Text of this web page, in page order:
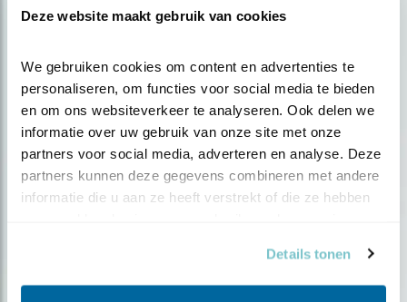
Deze website maakt gebruik van cookies
We gebruiken cookies om content en advertenties te
personaliseren, om functies voor social media te bieden
en om ons websiteverkeer te analyseren. Ook delen we
informatie over uw gebruik van onze site met onze
partners voor social media, adverteren en analyse. Deze
partners kunnen deze gegevens combineren met andere
informatie die u aan ze heeft verstrekt of die ze hebben
Details tonen